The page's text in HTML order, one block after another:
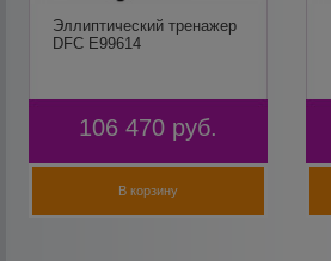
Эллиптический тренажер
DFC E99614
106 470 руб.
В корзину